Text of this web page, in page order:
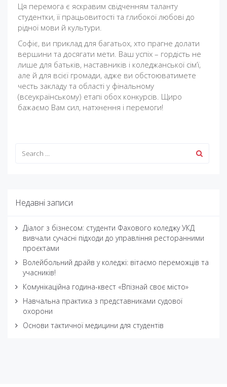
Ця перемога є яскравим свідченням таланту
студентки, її працьовитості та глибокої любові до
рідної мови й культури.
Софіє, ви приклад для багатьох, хто прагне долати
вершини та досягати мети. Ваш успіх – гордість не
лише для батьків, наставників і коледжанської сім’ї,
але й для всієї громади, адже ви обстоюватимете
честь закладу та області у фінальному
(всеукраїнському) етапі обох конкурсів. Щиро
бажаємо Вам сил, натхнення і перемоги!
Недавні записи
Діалог з бізнесом: студенти Фахового коледжу УКД
вивчали сучасні підходи до управління ресторанними
проєктами
Волейбольний драйв у коледжі: вітаємо переможців та
учасників!
Комунікаційна година-квест «Впізнай своє місто»
Навчальна практика з представниками судової
охорони
Основи тактичної медицини для студентів